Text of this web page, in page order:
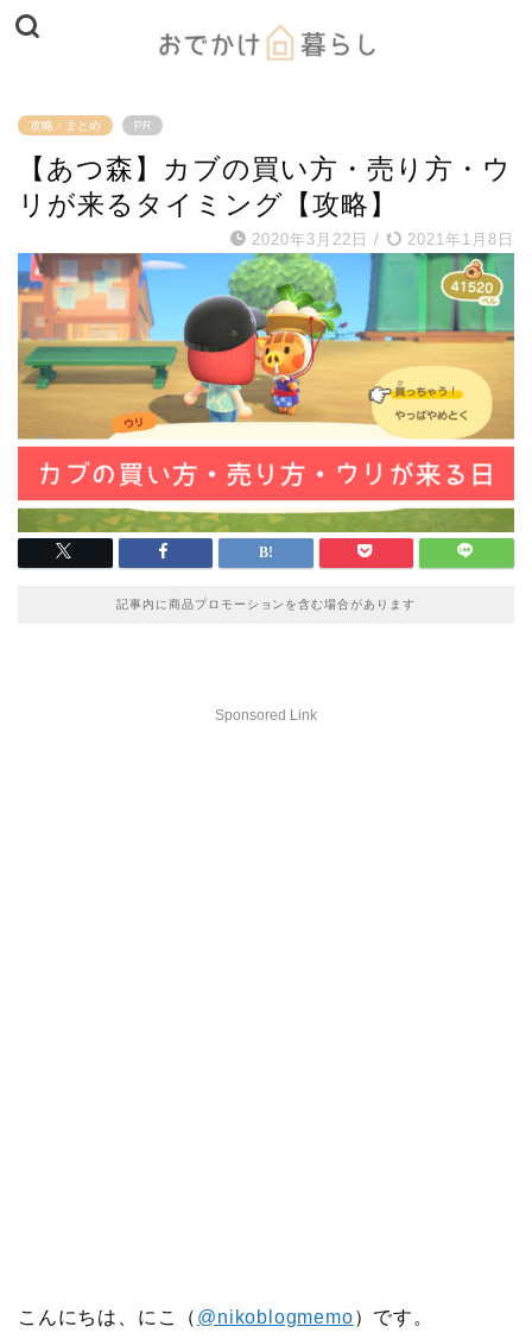
攻略・まとめ PR
【あつ森】カブの買い方・売り方・ウ
リが来るタイミング【攻略】
2020年3月22日 / 2021年1月8日
記事内に商品プロモーションを含む場合があります
Sponsored Link
こんにちは、にこ（ @nikoblogmemo）です。